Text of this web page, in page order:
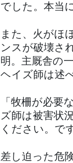
でした。本当
また、火がほ
ンスが破壊さ
明。主厩舎の
ヘイズ師は述
「牧柵が必要
ズ師は被害状
ください。で
差し迫った危